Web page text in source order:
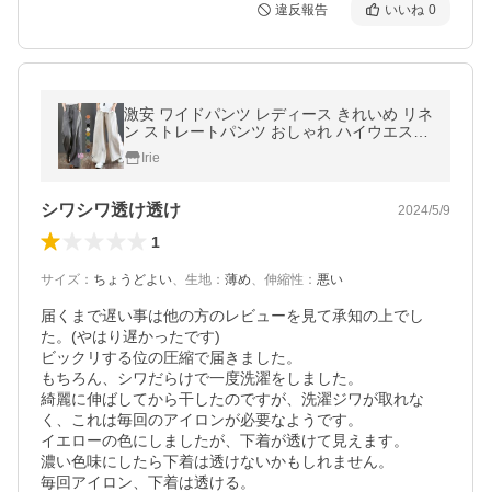
違反報告 いいね 0
激安 ワイドパンツ レディース きれいめ リネ
ン ストレートパンツ おしゃれ ハイウエスト
長ズボン ロングパンツ ウエスト ゴム 可愛い
春新作
Irie
シワシワ透け透け 2024/5/9
1
サイズ ： ちょうどよい、 生地 ： 薄め、 伸縮性 ： 悪い
届くまで遅い事は他の方のレビューを見て承知の上でし
た。(やはり遅かったです)
ビックリする位の圧縮で届きました。
もちろん、シワだらけで一度洗濯をしました。
綺麗に伸ばしてから干したのですが、洗濯ジワが取れな
く、これは毎回のアイロンが必要なようです。
イエローの色にしましたが、下着が透けて見えます。
濃い色味にしたら下着は透けないかもしれません。
毎回アイロン、下着は透ける。